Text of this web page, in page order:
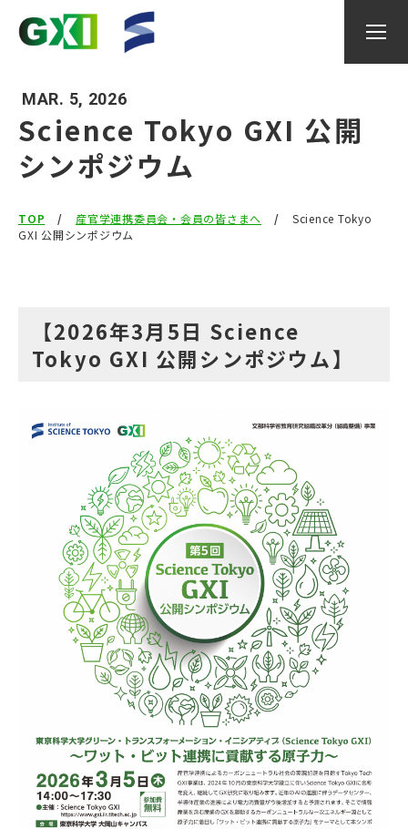
GXIについて
研究内容
産官学連携委員会
日本語 English
アクセスお問い合わせ
GXI会員の皆さまへ
MAR. 5, 2026
Science Tokyo GXI 公開
シンポジウム
TOP 産官学連携委員会・会員の皆さまへ
Science Tokyo
GXI 公開シンポジウム
【2026年3月5日 Science
Tokyo GXI 公開シンポジウム】